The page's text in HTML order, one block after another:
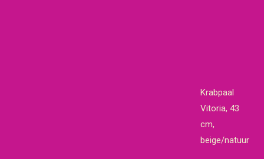
Krabpaal
Vitoria, 43
cm,
beige/natuur